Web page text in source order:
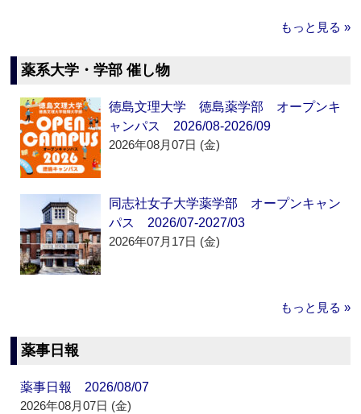
もっと見る »
薬系大学・学部 催し物
徳島文理大学 徳島薬学部 オープンキ
ャンパス 2026/08-2026/09
2026年08月07日 (金)
同志社女子大学薬学部 オープンキャン
パス 2026/07-2027/03
2026年07月17日 (金)
もっと見る »
薬事日報
薬事日報 2026/08/07
2026年08月07日 (金)